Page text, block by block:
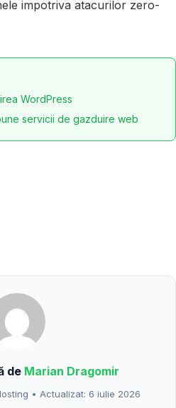
impotriva atacurilor zero-
WordPress
servicii de gazduire web
de Marian Dragomir
• Actualizat: 6 iulie 2026